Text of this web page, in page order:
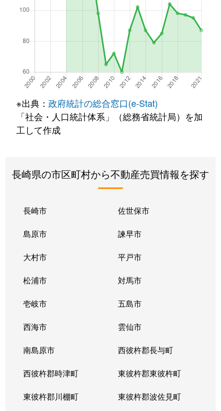
※出典： 政府統計の総合窓口(e-Stat)
「社会・人口統計体系」（総務省統計局）を加
工して作成
長崎県の市区町村から不動産売買情報を探す
長崎市 佐世保市
島原市 諫早市
大村市 平戸市
松浦市 対馬市
壱岐市 五島市
西海市 雲仙市
南島原市 西彼杵郡長与町
西彼杵郡時津町 東彼杵郡東彼杵町
東彼杵郡川棚町 東彼杵郡波佐見町